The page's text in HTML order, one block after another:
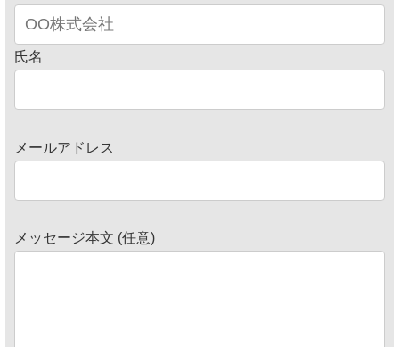
氏名
メールアドレス
メッセージ本文 (任意)